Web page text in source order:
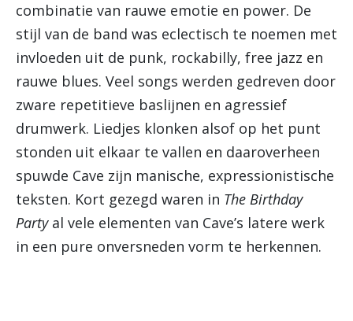
combinatie van rauwe emotie en power. De
stijl van de band was eclectisch te noemen met
invloeden uit de punk, rockabilly, free jazz en
rauwe blues. Veel songs werden gedreven door
zware repetitieve baslijnen en agressief
drumwerk. Liedjes klonken alsof op het punt
stonden uit elkaar te vallen en daaroverheen
spuwde Cave zijn manische, expressionistische
teksten. Kort gezegd waren in The Birthday
Partyal vele elementen van Cave’s latere werk
in een pure onversneden vorm te herkennen.